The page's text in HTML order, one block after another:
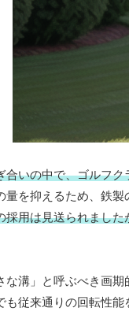
いの中で、ゴルフ
を抑えるため、鉄
採用は見送られました
な溝」と呼ぶべき画
従来通りの回転性能